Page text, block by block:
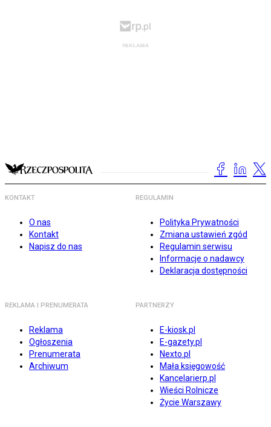
KONTAKT
O nas
Kontakt
Napisz do nas
REGULAMIN
Polityka Prywatności
Zmiana ustawień zgód
Regulamin serwisu
Informacje o nadawcy
Deklaracja dostępności
REKLAMA I PRENUMERATA
Reklama
Ogłoszenia
Prenumerata
Archiwum
PARTNERZY
E-kiosk.pl
E-gazety.pl
Nexto.pl
Mała księgowość
Kancelarierp.pl
Wieści Rolnicze
Życie Warszawy